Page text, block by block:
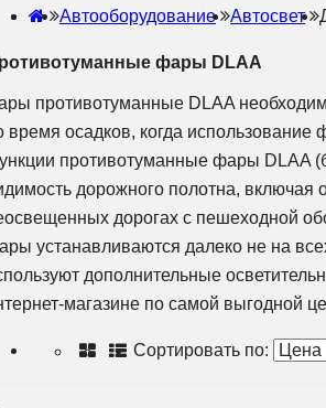
Автооборудование Автосвет
фары DLAA
противотуманные DLAA
время осадков, когда
противотуманные фары DLAA
дорожного полотна, включая
дорогах с пешеходной
устанавливаются далеко не на
дополнительные
магазине по самой выгодной
Сортировать по: